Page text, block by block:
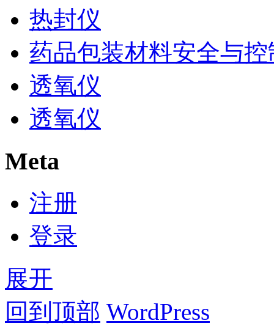
热封仪
药品包装材料安全与
透氧仪
透氧仪
Meta
注册
登录
展开
回到顶部 WordPress